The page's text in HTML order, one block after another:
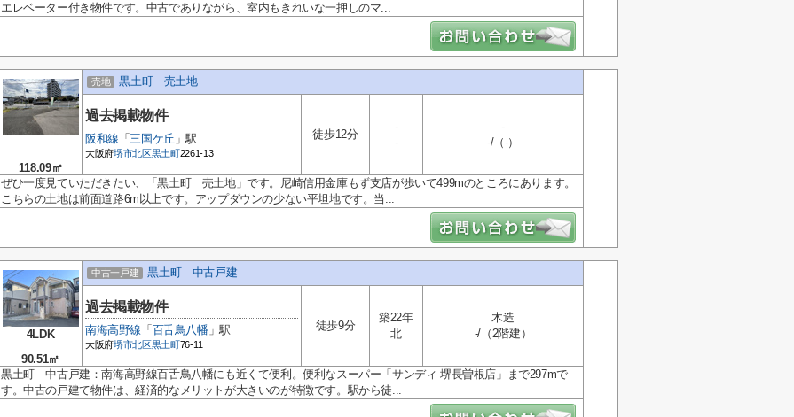
エレベーター付き物件です。中古でありながら、室内もきれいな一押しのマ...
118.09㎡
売地 黒土町 売土地
過去掲載物件
阪和線 「三国ケ丘 」駅
大阪府堺市北区黒土町2261-13
徒歩12分
-
-
-
-/（-）
ぜひ一度見ていただきたい、「黒土町 売土地」です。尼崎信用金庫もず支店が歩いて499mのところにあります。
こちらの土地は前面道路6m以上です。アップダウンの少ない平坦地です。当...
4LDK
90.51㎡
中古一戸建 黒土町 中古戸建
過去掲載物件
南海高野線 「 百舌鳥八幡 」駅
大阪府堺市北区黒土町76-11
徒歩9分
築22年
北
木造
-/（2階建）
黒土町 中古戸建：南海高野線百舌鳥八幡にも近くて便利。便利なスーパー「サンディ 堺長曽根店」まで297mで
す。中古の戸建て物件は、経済的なメリットが大きいのが特徴です。駅から徒...